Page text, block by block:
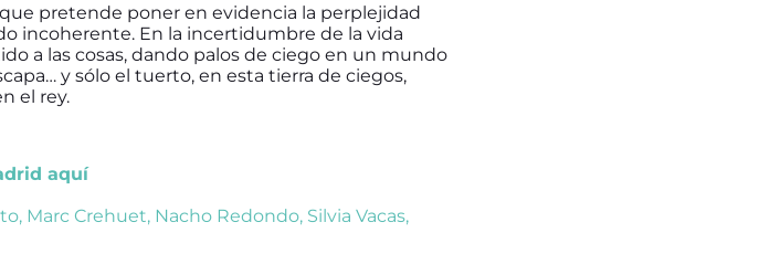
pretende poner en evidencia la perplejidad
incoherente. En la incertidumbre de la vida
a las cosas, dando palos de ciego en un mundo
y sólo el tuerto, en esta tierra de ciegos,
el rey.
aquí
, Marc Crehuet, Nacho Redondo, Silvia Vacas,